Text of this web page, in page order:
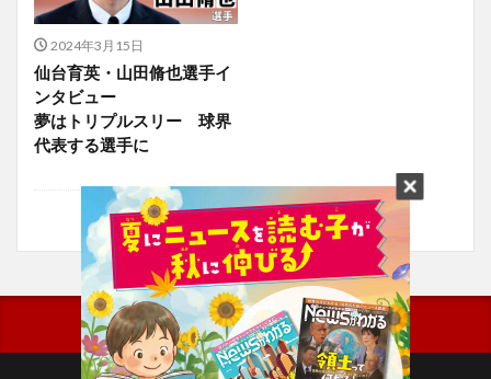
2024年3月15日
仙台育英・山田脩也選手イ
ンタビュー
夢はトリプルスリー 球界
代表する選手に